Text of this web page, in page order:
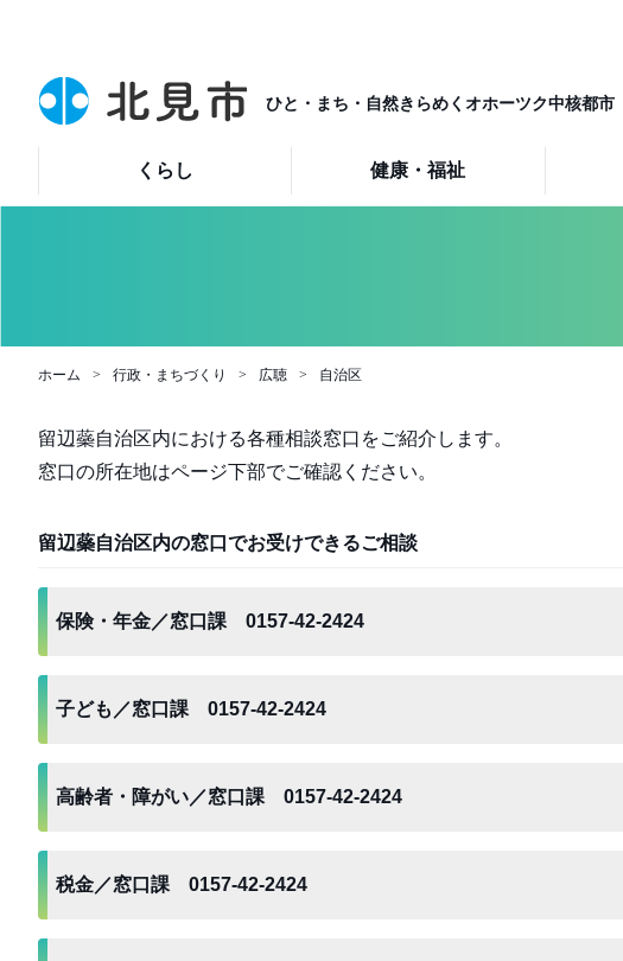
ひと・まち・自然きらめくオホーツク中核都市
くらし 健康・福祉
ホーム 行政・まちづくり 広聴 自治区
留辺蘂自治区内における各種相談窓口をご紹介します。
窓口の所在地はページ下部でご確認ください。
留辺蘂自治区内の窓口でお受けできるご相談
保険・年金／窓口課 0157-42-2424
子ども／窓口課 0157-42-2424
高齢者・障がい／窓口課 0157-42-2424
税金／窓口課 0157-42-2424